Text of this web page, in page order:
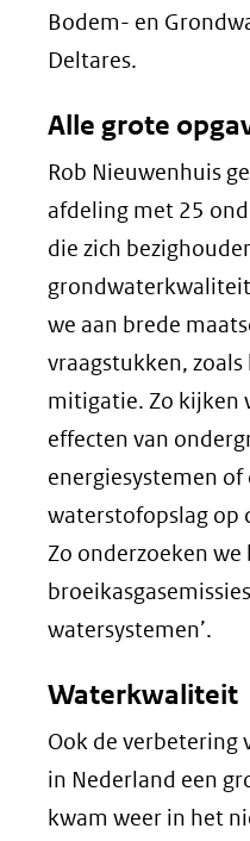
Bodem- en
Deltares.
Alle grote
Rob Nieuwenhuis
afdeling met 25
die zich
we aan brede
vraagstukken,
mitigatie. Zo kijken
effecten van
energiesystemen of
waterstofopslag op
Zo onderzoeken
watersystemen’.
Waterkwaliteit
Ook de verbetering
in Nederland een
kwam weer in het